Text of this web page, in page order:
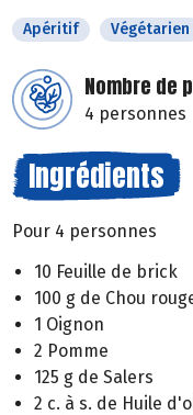
Apéritif Végétarien
Nombre de
4 personnes
Ingrédients
Pour 4 personnes
10 Feuille de brick
100 g de Chou
1 Oignon
2 Pomme
125 g de Salers
2 c. à s. de Huile